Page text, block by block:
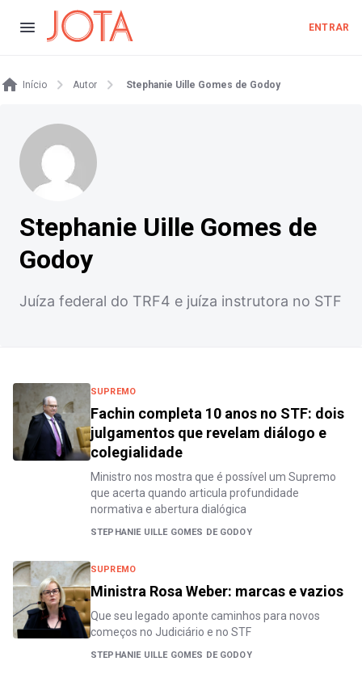
ENTRAR
Início Autor Stephanie Uille Gomes de Godoy
Stephanie Uille Gomes de
Godoy
Juíza federal do TRF4 e juíza instrutora no STF
SUPREMO
Fachin completa 10 anos no STF: dois
julgamentos que revelam diálogo e
colegialidade
Ministro nos mostra que é possível um Supremo
que acerta quando articula profundidade
normativa e abertura dialógica
STEPHANIE UILLE GOMES DE GODOY
SUPREMO
Ministra Rosa Weber: marcas e vazios
Que seu legado aponte caminhos para novos
começos no Judiciário e no STF
STEPHANIE UILLE GOMES DE GODOY